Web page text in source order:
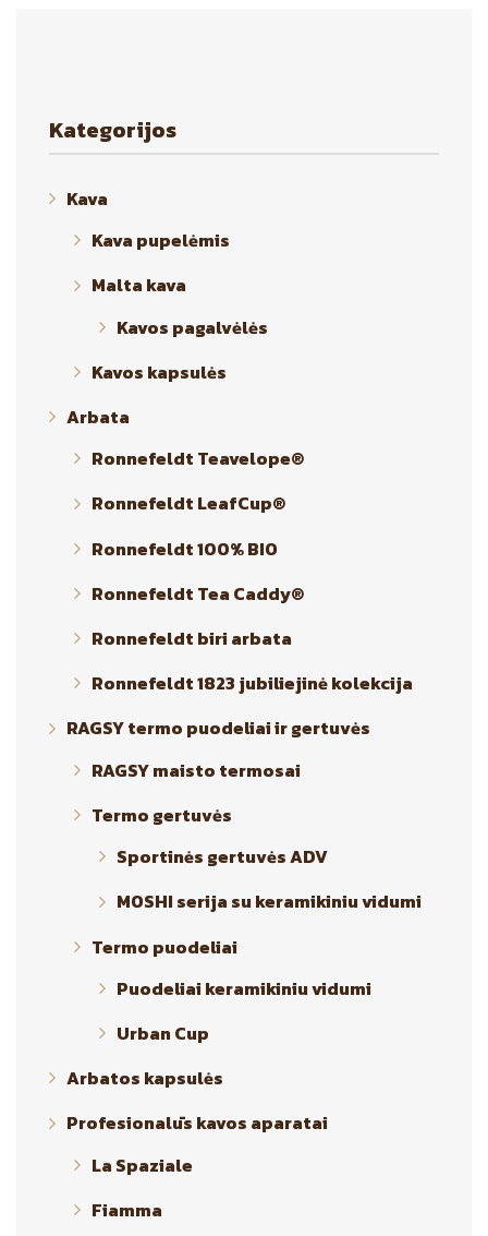
the
Kategorijos
Kava
Kava pupelėmis
Malta kava
Kavos pagalvėlės
Kavos kapsulės
Arbata
Ronnefeldt Teavelope®
Ronnefeldt LeafCup®
Ronnefeldt 100% BIO
Ronnefeldt Tea Caddy®
Ronnefeldt biri arbata
Ronnefeldt 1823 jubiliejinė kolekcija
RAGSY termo puodeliai ir gertuvės
RAGSY maisto termosai
Termo gertuvės
Sportinės gertuvės ADV
MOSHI serija su keramikiniu vidumi
Termo puodeliai
Puodeliai keramikiniu vidumi
Urban Cup
Arbatos kapsulės
Profesionalūs kavos aparatai
La Spaziale
Fiamma